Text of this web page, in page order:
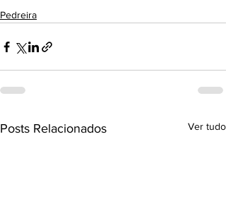
Pedreira
Posts Relacionados Ver tudo